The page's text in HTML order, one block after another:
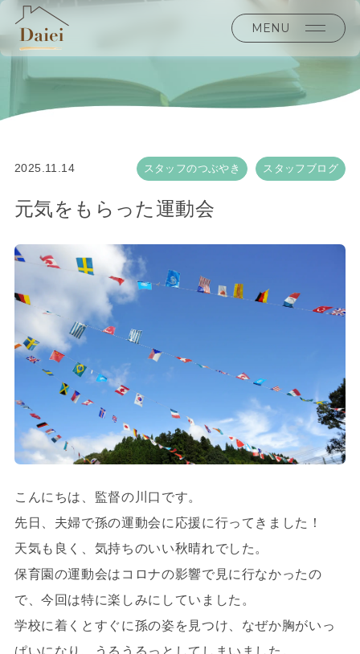
MENU
2025.11.14 スタッフのつぶやき スタッフブログ
元気をもらった運動会
こんにちは、監督の川口です。
先日、夫婦で孫の運動会に応援に行ってきました！
天気も良く、気持ちのいい秋晴れでした。
保育園の運動会はコロナの影響で見に行なかったの
で、今回は特に楽しみにしていました。
学校に着くとすぐに孫の姿を見つけ、なぜか胸がいっ
ぱいになり、うるうるっとしてしまいました。